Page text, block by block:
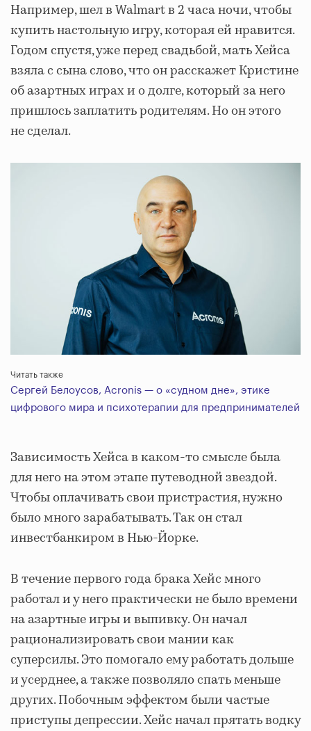
Например, шел в Walmart в 2 часа ночи, чтобы
купить настольную игру, которая ей нравится.
Годом спустя, уже перед свадьбой, мать Хейса
взяла с сына слово, что он расскажет Кристине
об азартных играх и о долге, который за него
пришлось заплатить родителям. Но он этого
не сделал.
Читать также
Сергей Белоусов, Acronis — о «судном дне», этике
цифрового мира и психотерапии для предпринимателей
Зависимость Хейса в каком-то смысле была
для него на этом этапе путеводной звездой.
Чтобы оплачивать свои пристрастия, нужно
было много зарабатывать. Так он стал
инвестбанкиром в Нью-Йорке.
В течение первого года брака Хейс много
работал и у него практически не было времени
на азартные игры и выпивку. Он начал
рационализировать свои мании как
суперсилы. Это помогало ему работать дольше
и усерднее, а также позволяло спать меньше
других. Побочным эффектом были частые
приступы депрессии. Хейс начал прятать водку